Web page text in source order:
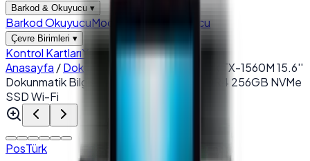
Barkod & Okuyucu ▾
Barkod OkuyucuModül Barkod Okuyucu
Çevre Birimleri ▾
Kontrol KartlarıYazıcı
Para Çekmecesi
Anasayfa /Dokunmatik POS PC
PosTürk TX-1560M 15.6''
Dokunmatik Bilgisayar I5 10310U 8GB DDR4 256GB NVMe
SSD Wi-Fi
PosTürk